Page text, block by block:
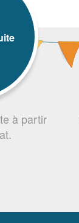
à partir